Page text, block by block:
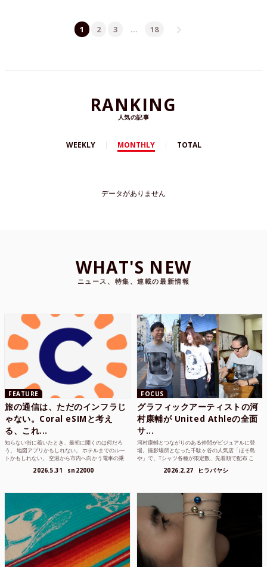
1 2 3 … 18
RANKING
人気の記事
WEEKLY MONTHLY TOTAL
データがありません
WHAT'S NEW
ニュース、特集、連載の最新情報
FEATURE
旅の通信は、ただのインフラじ
ゃない。Coral eSIMと考え
る、これ...
知らない街に着いたとき、最初に開くのは何だろ
う。 地図アプリかもしれない。 ホテルまでのルー
トかもしれない。 空港から市内へ向かう電車の乗
2026.5.31 sn22000
FOCUS
グラフィックアーティストの河
村康輔が United Athleの全面
サ...
河村康輔とつながりのある仲間がビジュアルに登
場。撮影場所となった千駄ヶ谷の人気店「ほそ島
や」で、Tシャツ各種が限定数、先着順で配布 こ
2026.2.27 ヒラバヤシ